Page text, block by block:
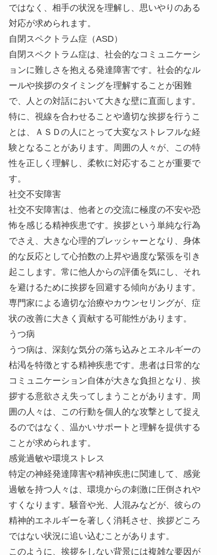
ではなく、相手の状況を理解し、思いやりのある
対応が求められます。
自閉スペクトラム症（ASD）
自閉スペクトラム症は、社会的なコミュニケーシ
ョンに難しさを抱える発達障害です。社会的なル
ールや挨拶のタイミングを理解することが困難
で、人との対話において大きな壁に直面します。
特に、視線を合わせることや適切な挨拶を行うこ
とは、ＡＳＤの人にとって大変なストレフルな経
験となることがあります。周囲の人々が、この特
性を正しく理解し、柔軟に対応することが重要で
す。
社交不安障害
社交不安障害は、他者との交流に極度の不安や恐
怖を感じる精神疾患です。挨拶という単純な行為
でさえ、大きな心理的プレッシャーとなり、身体
的な反応として心拍数の上昇や過度な緊張を引き
起こします。常に他人からの評価を気にし、それ
を避けるために挨拶を回避する傾向があります。
専門家による適切な治療やカウンセリングが、症
状の改善に大きく貢献する可能性があります。
うつ病
うつ病は、深刻な気分の落ち込みとエネルギーの
枯渇を特徴とする精神疾患です。患者は日常的な
コミュニケーション自体が大きな負担となり、挨
拶する意欲さえ失ってしまうことがあります。周
囲の人々は、この行動を個人的な攻撃として捉え
るのではなく、温かいサポートと理解を提供する
ことが求められます。
感覚過敏や環境ストレス
特定の神経発達障害や精神疾患に関連して、感覚
過敏を持つ人々は、環境からの刺激に圧倒されや
すくなります。騒音や光、人混みなどが、彼らの
精神的エネルギーを著しく消耗させ、挨拶どころ
ではない状況に追い込むことがあります。
このように、挨拶をしない背景には複雑な要因が